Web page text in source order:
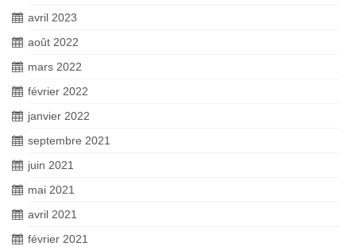
avril 2023
août 2022
mars 2022
février 2022
janvier 2022
septembre 2021
juin 2021
mai 2021
avril 2021
février 2021